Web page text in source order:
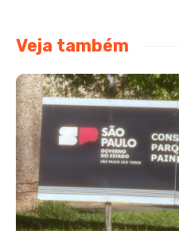
Veja também